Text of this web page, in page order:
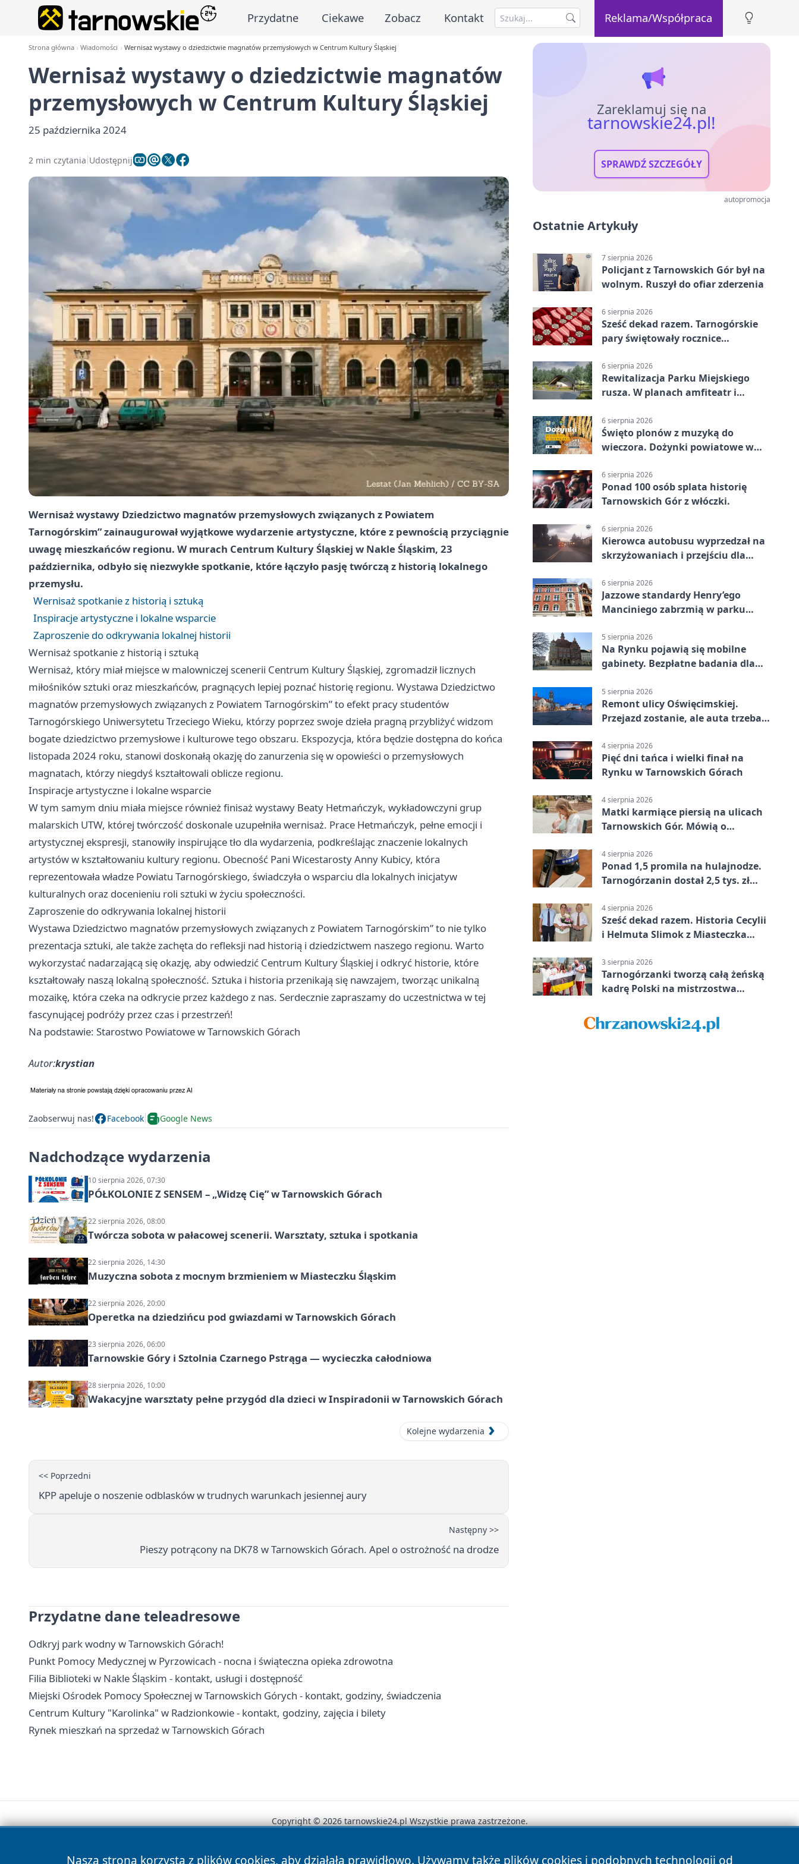
Przydatne Ciekawe Zobacz Kontakt Reklama/Współpraca
Strona główna Wiadomości Wernisaż wystawy o dziedzictwie magnatów przemysłowych w Centrum Kultury Śląskiej
Wernisaż wystawy o dziedzictwie magnatów
przemysłowych w Centrum Kultury Śląskiej
25 października 2024
2 min czytania Udostępnij
Wernisaż wystawy Dziedzictwo magnatów przemysłowych związanych z Powiatem
Tarnogórskim” zainaugurował wyjątkowe wydarzenie artystyczne, które z pewnością przyciągnie
uwagę mieszkańców regionu. W murach Centrum Kultury Śląskiej w Nakle Śląskim, 23
października, odbyło się niezwykłe spotkanie, które łączyło pasję twórczą z historią lokalnego
przemysłu.
Wernisaż spotkanie z historią i sztuką
Inspiracje artystyczne i lokalne wsparcie
Zaproszenie do odkrywania lokalnej historii
Wernisaż spotkanie z historią i sztuką
Wernisaż, który miał miejsce w malowniczej scenerii Centrum Kultury Śląskiej, zgromadził licznych
miłośników sztuki oraz mieszkańców, pragnących lepiej poznać historię regionu. Wystawa Dziedzictwo
magnatów przemysłowych związanych z Powiatem Tarnogórskim” to efekt pracy studentów
Tarnogórskiego Uniwersytetu Trzeciego Wieku, którzy poprzez swoje dzieła pragną przybliżyć widzom
bogate dziedzictwo przemysłowe i kulturowe tego obszaru. Ekspozycja, która będzie dostępna do końca
listopada 2024 roku, stanowi doskonałą okazję do zanurzenia się w opowieści o przemysłowych
magnatach, którzy niegdyś kształtowali oblicze regionu.
Inspiracje artystyczne i lokalne wsparcie
W tym samym dniu miała miejsce również finisaż wystawy Beaty Hetmańczyk, wykładowczyni grup
malarskich UTW, której twórczość doskonale uzupełniła wernisaż. Prace Hetmańczyk, pełne emocji i
artystycznej ekspresji, stanowiły inspirujące tło dla wydarzenia, podkreślając znaczenie lokalnych
artystów w kształtowaniu kultury regionu. Obecność Pani Wicestarosty Anny Kubicy, która
reprezentowała władze Powiatu Tarnogórskiego, świadczyła o wsparciu dla lokalnych inicjatyw
kulturalnych oraz docenieniu roli sztuki w życiu społeczności.
Zaproszenie do odkrywania lokalnej historii
Wystawa Dziedzictwo magnatów przemysłowych związanych z Powiatem Tarnogórskim” to nie tylko
prezentacja sztuki, ale także zachęta do refleksji nad historią i dziedzictwem naszego regionu. Warto
wykorzystać nadarzającą się okazję, aby odwiedzić Centrum Kultury Śląskiej i odkryć historie, które
kształtowały naszą lokalną społeczność. Sztuka i historia przenikają się nawzajem, tworząc unikalną
mozaikę, która czeka na odkrycie przez każdego z nas. Serdecznie zapraszamy do uczestnictwa w tej
fascynującej podróży przez czas i przestrzeń!
Na podstawie: Starostwo Powiatowe w Tarnowskich Górach
Autor:krystian
Zaobserwuj nas! Facebook Google News
Nadchodzące wydarzenia
10 sierpnia 2026, 07:30
PÓŁKOLONIE Z SENSEM – „Widzę Cię” w Tarnowskich Górach
22 sierpnia 2026, 08:00
Twórcza sobota w pałacowej scenerii. Warsztaty, sztuka i spotkania
22 sierpnia 2026, 14:30
Muzyczna sobota z mocnym brzmieniem w Miasteczku Śląskim
22 sierpnia 2026, 20:00
Operetka na dziedzińcu pod gwiazdami w Tarnowskich Górach
23 sierpnia 2026, 06:00
Tarnowskie Góry i Sztolnia Czarnego Pstrąga — wycieczka całodniowa
28 sierpnia 2026, 10:00
Wakacyjne warsztaty pełne przygód dla dzieci w Inspiradonii w Tarnowskich Górach
Kolejne wydarzenia
<< Poprzedni
KPP apeluje o noszenie odblasków w trudnych warunkach jesiennej aury
Następny >>
Pieszy potrącony na DK78 w Tarnowskich Górach. Apel o ostrożność na drodze
Przydatne dane teleadresowe
Odkryj park wodny w Tarnowskich Górach!
Punkt Pomocy Medycznej w Pyrzowicach - nocna i świąteczna opieka zdrowotna
Filia Biblioteki w Nakle Śląskim - kontakt, usługi i dostępność
Miejski Ośrodek Pomocy Społecznej w Tarnowskich Górych - kontakt, godziny, świadczenia
Centrum Kultury "Karolinka" w Radzionkowie - kontakt, godziny, zajęcia i bilety
Rynek mieszkań na sprzedaż w Tarnowskich Górach
Zareklamuj się na
tarnowskie24.pl!
SPRAWDŹ SZCZEGÓŁY
autopromocja
Ostatnie Artykuły
7 sierpnia 2026
Policjant z Tarnowskich Gór był na
wolnym. Ruszył do ofiar zderzenia
6 sierpnia 2026
Sześć dekad razem. Tarnogórskie
pary świętowały rocznice
6 sierpnia 2026
Rewitalizacja Parku Miejskiego
rusza. W planach amfiteatr i
6 sierpnia 2026
Święto plonów z muzyką do
wieczora. Dożynki powiatowe w
6 sierpnia 2026
Ponad 100 osób splata historię
Tarnowskich Gór z włóczki.
6 sierpnia 2026
Kierowca autobusu wyprzedzał na
skrzyżowaniach i przejściu dla
6 sierpnia 2026
Jazzowe standardy Henry’ego
Manciniego zabrzmią w parku
5 sierpnia 2026
Na Rynku pojawią się mobilne
gabinety. Bezpłatne badania dla
5 sierpnia 2026
Remont ulicy Oświęcimskiej.
Przejazd zostanie, ale auta trzeba
4 sierpnia 2026
Pięć dni tańca i wielki finał na
Rynku w Tarnowskich Górach
4 sierpnia 2026
Matki karmiące piersią na ulicach
Tarnowskich Gór. Mówią o
4 sierpnia 2026
Ponad 1,5 promila na hulajnodze.
Tarnogórzanin dostał 2,5 tys. zł
4 sierpnia 2026
Sześć dekad razem. Historia Cecylii
i Helmuta Slimok z Miasteczka
3 sierpnia 2026
Tarnogórzanki tworzą całą żeńską
kadrę Polski na mistrzostwa
Nasza strona korzysta z plików cookies, aby działała prawidłowo. Używamy także plików cookies i podobnych technologii od
Copyright © 2026 tarnowskie24.pl Wszystkie prawa zastrzeżone.